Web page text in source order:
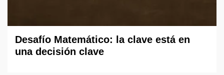
Desafío Matemático: la clave está en
una decisión clave